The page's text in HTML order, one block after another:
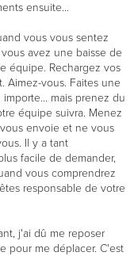
ensuite...
vous vous sentez
avez une baisse de
équipe. Rechargez vos
Aimez-vous. Faites une
mais prenez du
équipe suivra. Menez
envoie et ne vous
Il y a tant
facile de demander,
vous comprendrez
responsable de votre
j'ai dû me reposer
pour me déplacer. C'est